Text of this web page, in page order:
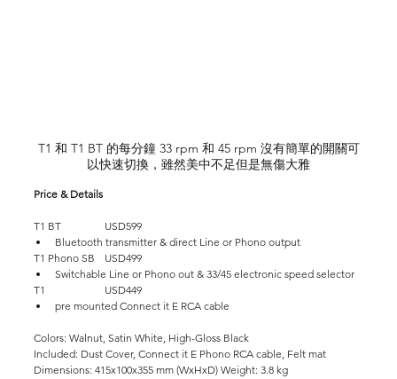
T1 和 T1 BT 的每分鐘 33 rpm 和 45 rpm 沒有簡單的開關可
以快速切換，雖然美中不足但是無傷大雅
Price & Details
T1 BT		USD599
Bluetooth transmitter & direct Line or Phono output
T1 Phono SB	USD499
Switchable Line or Phono out & 33/45 electronic speed selector
T1		USD449
pre mounted Connect it E RCA cable
Colors: Walnut, Satin White, High-Gloss Black
Included: Dust Cover, Connect it E Phono RCA cable, Felt mat
Dimensions: 415x100x355 mm (WxHxD) Weight: 3.8 kg